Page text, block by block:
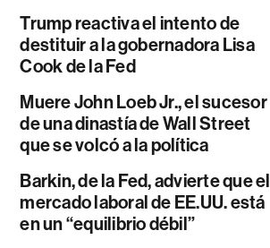
Trump reactiva el intento de
destituir a la gobernadora Lisa
Cook de la Fed
Muere John Loeb Jr., el sucesor
de una dinastía de Wall Street
que se volcó a la política
Barkin, de la Fed, advierte que el
mercado laboral de EE.UU. está
en un “equilibrio débil”